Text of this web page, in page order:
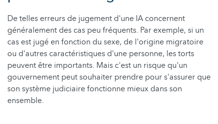
De telles erreurs de jugement d'une IA concernent
généralement des cas peu fréquents. Par exemple, si un
cas est jugé en fonction du sexe, de l'origine migratoire
ou d'autres caractéristiques d'une personne, les torts
peuvent être importants. Mais c'est un risque qu'un
gouvernement peut souhaiter prendre pour s'assurer que
son système judiciaire fonctionne mieux dans son
ensemble.